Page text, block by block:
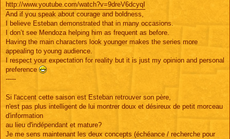
http://www.youtube.com/watch?v=9dreV6dcyqI
And if you speak about courage and boldness,
I believe Esteban demonstrated that in many occasions.
I don’t see Mendoza helping him as frequent as before.
Having the main characters look younger makes the series more
appealing to young audience.
I respect your expectation for reality but it is just my opinion and personal
preference
-----
Si l'accent cette saison est Esteban retrouver son père,
n'est pas plus intelligent de lui montrer doux et désireux de petit morceau
d'information
au lieu d'indépendant et mature?
Je me sens maintenant les deux concepts (échéance / recherche pour